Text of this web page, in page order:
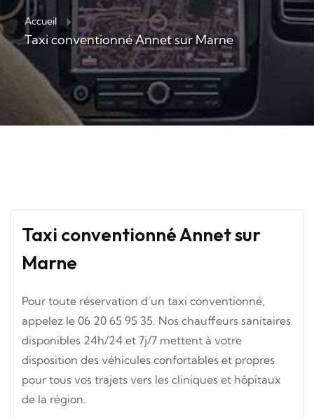
Accueil
Taxi conventionné Annet sur Marne
Taxi conventionné Annet sur
Marne
Pour toute réservation d’un taxi conventionné,
appelez le 06 20 65 95 35. Nos chauffeurs sanitaires
disponibles 24h/24 et 7j/7 mettent à votre
disposition des véhicules confortables et propres
pour tous vos trajets vers les cliniques et hôpitaux
de la région.